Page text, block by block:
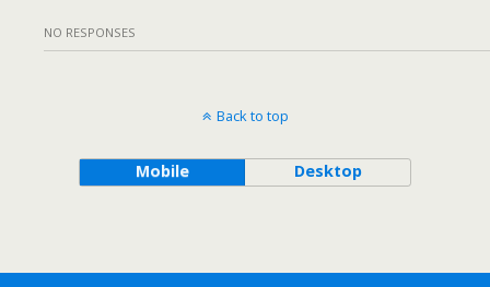
NO RESPONSES
Back to top
Mobile Desktop